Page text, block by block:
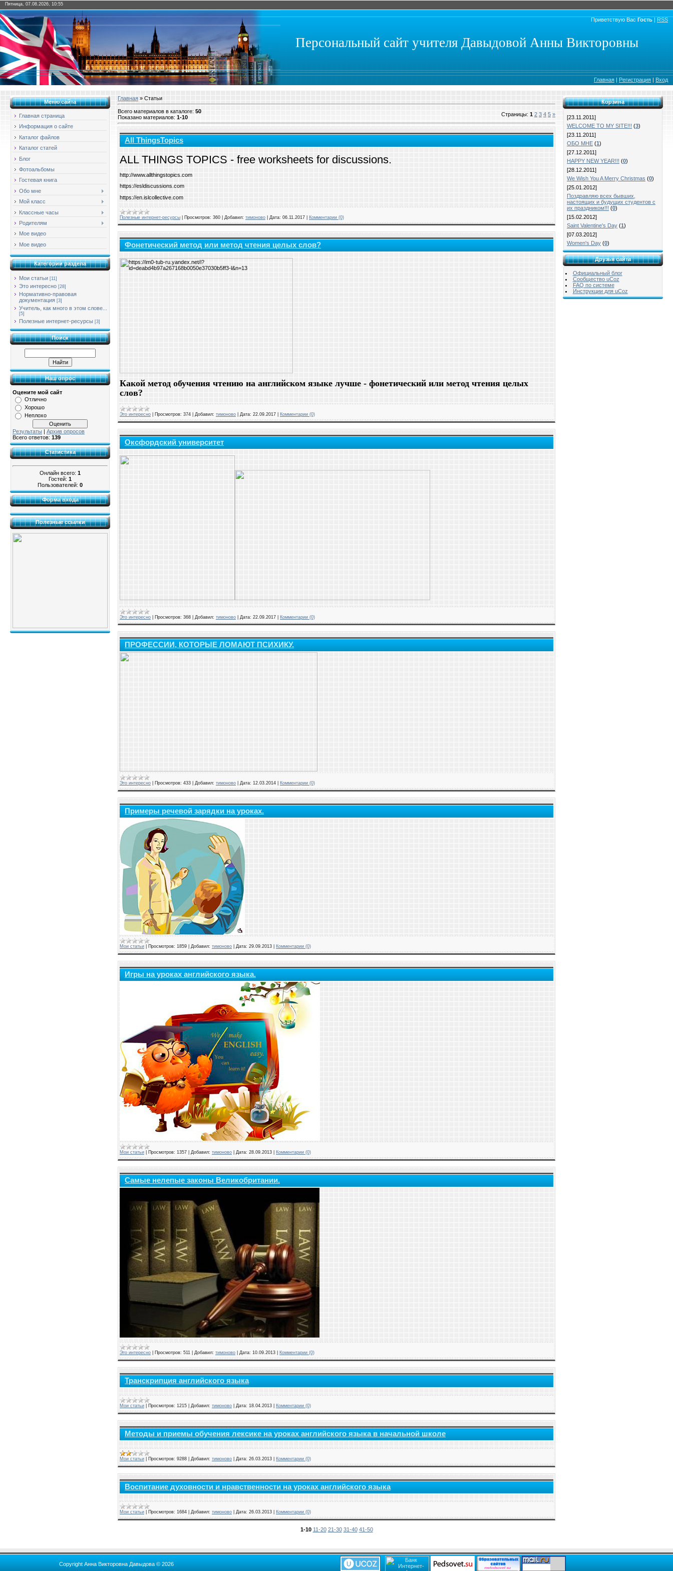
Пятница, 07.08.2026, 10:55
Приветствую Вас Гость | RSS
Персональный сайт учителя Давыдовой Анны Викторовны
Главная | Регистрация | Вход
Меню сайта
Главная страница
Информация о сайте
Каталог файлов
Каталог статей
Блог
Фотоальбомы
Гостевая книга
Обо мне
Мой класс
Классные часы
Родителям
Мое видео
Мое видео
Категории раздела
Мои статьи [11]
Это интересно [28]
Нормативно-правовая
документация [3]
Учитель, как много в этом слове...
[5]
Полезные интернет-ресурсы [3]
Поиск
Наш опрос
Оцените мой сайт
Отлично
Хорошо
Неплохо
Результаты | Архив опросов
Всего ответов: 139
Статистика
Онлайн всего: 1
Гостей: 1
Пользователей: 0
Форма входа
Полезные ссылки
Главная » Статьи
Всего материалов в каталоге: 50
Показано материалов: 1-10 Страницы: 1 2 3 4 5 »
All ThingsTopics
ALL THINGS TOPICS - free worksheets for discussions.
http://www.allthingstopics.com
https://esldiscussions.com
https://en.islcollective.com
Полезные интернет-ресурсы Просмотров: 360 Добавил: тимоново Дата: 06.11.2017 Комментарии (0)
Фонетический метод или метод чтения целых слов?
Какой метод обучения чтению на английском языке лучше - фонетический или метод чтения целых
слов?
Это интересно Просмотров: 374 Добавил: тимоново Дата: 22.09.2017 Комментарии (0)
Оксфордский университет
Это интересно Просмотров: 368 Добавил: тимоново Дата: 22.09.2017 Комментарии (0)
ПРОФЕССИИ, КОТОРЫЕ ЛОМАЮТ ПСИХИКУ.
Это интересно Просмотров: 433 Добавил: тимоново Дата: 12.03.2014 Комментарии (0)
Примеры речевой зарядки на уроках.
Мои статьи Просмотров: 1859 Добавил: тимоново Дата: 29.09.2013 Комментарии (0)
Игры на уроках английского языка.
Мои статьи Просмотров: 1357 Добавил: тимоново Дата: 28.09.2013 Комментарии (0)
Самые нелепые законы Великобритании.
Это интересно Просмотров: 511 Добавил: тимоново Дата: 10.09.2013 Комментарии (0)
Транскрипция английского языка
Мои статьи Просмотров: 1215 Добавил: тимоново Дата: 18.04.2013 Комментарии (0)
Методы и приемы обучения лексике на уроках английского языка в начальной школе
Мои статьи Просмотров: 9288 Добавил: тимоново Дата: 26.03.2013 Комментарии (0)
Воспитание духовности и нравственности на уроках английского языка
Мои статьи Просмотров: 1684 Добавил: тимоново Дата: 26.03.2013 Комментарии (0)
1-10 11-20 21-30 31-40 41-50
Корзина
[23.11.2011]
WELCOME TO MY SITE!!! (3)
[23.11.2011]
ОБО МНЕ (1)
[27.12.2011]
HAPPY NEW YEAR!!! (0)
[28.12.2011]
We Wish You A Merry Christmas (0)
[25.01.2012]
Поздравляю всех бывших,
настоящих и будущих студентов с
их праздником!!! (0)
[15.02.2012]
Saint Valentine's Day (1)
[07.03.2012]
Women's Day (0)
Друзья сайта
Официальный блог
Сообщество uCoz
FAQ по системе
Инструкции для uCoz
Copyright Анна Викторовна Давыдова © 2026